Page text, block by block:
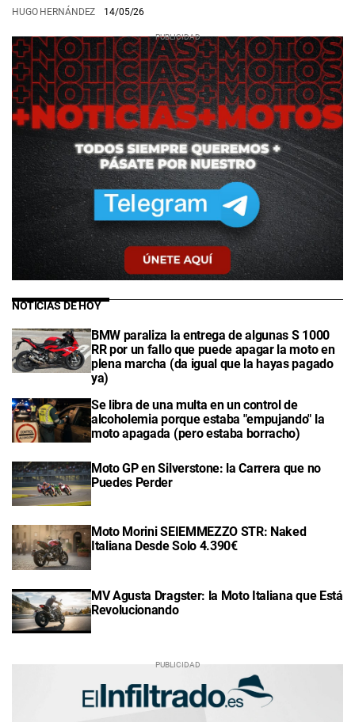
HUGO HERNÁNDEZ 14/05/26
NOTICIAS DE HOY
BMW paraliza la entrega de algunas S 1000
RR por un fallo que puede apagar la moto en
plena marcha (da igual que la hayas pagado
ya)
Se libra de una multa en un control de
alcoholemia porque estaba "empujando" la
moto apagada (pero estaba borracho)
Moto GP en Silverstone: la Carrera que no
Puedes Perder
Moto Morini SEIEMMEZZO STR: Naked
Italiana Desde Solo 4.390€
MV Agusta Dragster: la Moto Italiana que Está
Revolucionando